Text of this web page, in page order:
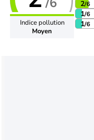
Indice pollution
Moyen
2/6
1/6
1/6